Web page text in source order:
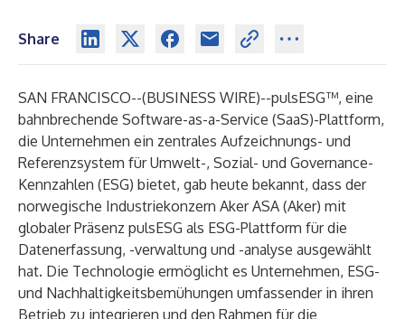
Share
SAN FRANCISCO--(BUSINESS WIRE)--pulsESG™, eine
bahnbrechende Software-as-a-Service (SaaS)-Plattform,
die Unternehmen ein zentrales Aufzeichnungs- und
Referenzsystem für Umwelt-, Sozial- und Governance-
Kennzahlen (ESG) bietet, gab heute bekannt, dass der
norwegische Industriekonzern Aker ASA (Aker) mit
globaler Präsenz pulsESG als ESG-Plattform für die
Datenerfassung, -verwaltung und -analyse ausgewählt
hat. Die Technologie ermöglicht es Unternehmen, ESG-
und Nachhaltigkeitsbemühungen umfassender in ihren
Betrieb zu integrieren und den Rahmen für die